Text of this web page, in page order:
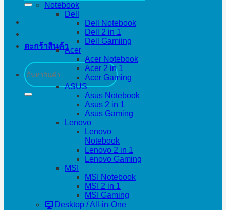
ตะกร้าสินค้า
ค้นหา:
Notebook
Dell
Dell Notebook
Dell 2 in 1
Dell Gamiing
Acer
Acer Notebook
Acer 2 in 1
Acer Gaming
ASUS
Asus Notebook
Asus 2 in 1
Asus Gaming
Lenovo
Lenovo
Notebook
Lenovo 2 in 1
Lenovo Gaming
MSI
MSI Notebook
MSI 2 in 1
MSI Gaming
Desktop / All-in-One